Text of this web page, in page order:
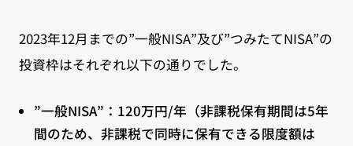
2023年12月までの”一般NISA”及び”つみたてNISA”の
投資枠はそれぞれ以下の通りでした。
”一般NISA”： 120万円/年 （非課税保有期間は5年
間のため、非課税で同時に保有できる限度額は